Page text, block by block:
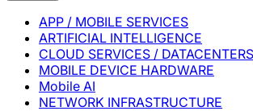
APP / MOBILE SERVICES
ARTIFICIAL INTELLIGENCE
CLOUD SERVICES / DATACENTERS
MOBILE DEVICE HARDWARE
Mobile AI
NETWORK INFRASTRUCTURE